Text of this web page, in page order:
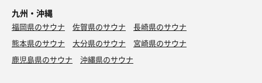
九州・沖縄
福岡県のサウナ 佐賀県のサウナ
長崎県のサウナ
熊本県のサウナ
大分県のサウナ
宮崎県のサウナ
鹿児島県のサウナ
沖縄県のサウナ